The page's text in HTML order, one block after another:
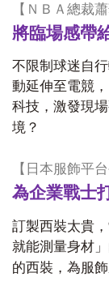
【ＮＢＡ總裁蕭
將臨場感帶
不限制球迷自
動延伸至電競
科技，激發現
境？
【日本服飾平
為企業戰士
訂製西裝太貴
就能測量身材
的西裝，為服